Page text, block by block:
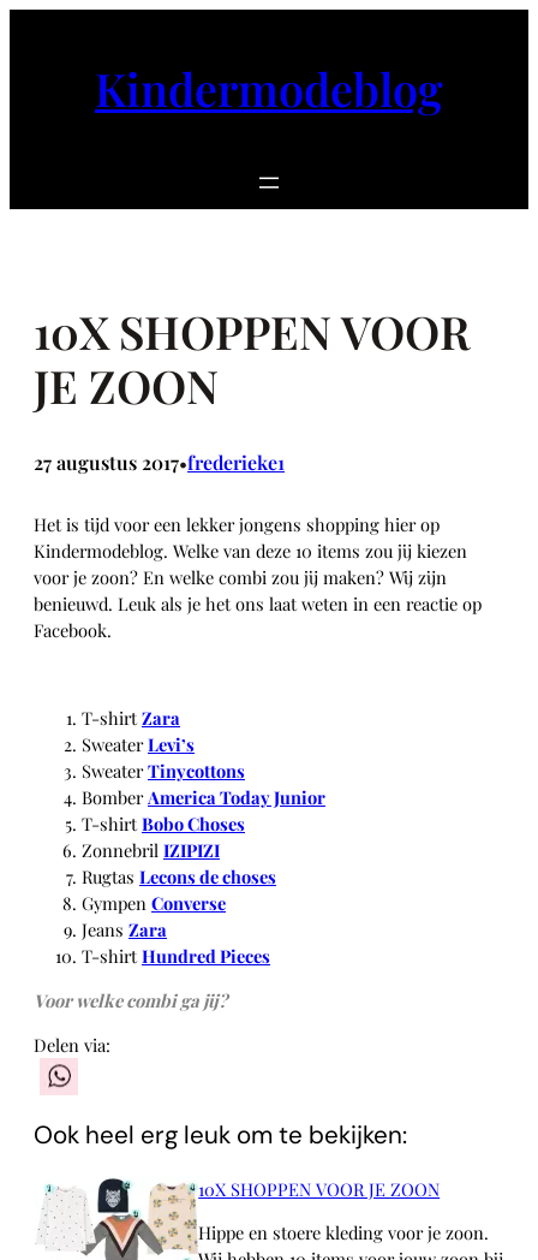
Kindermodeblog
10X SHOPPEN VOOR
JE ZOON
27 augustus 2017•frederieke1
Het is tijd voor een lekker jongens shopping hier op
Kindermodeblog. Welke van deze 10 items zou jij kiezen
voor je zoon? En welke combi zou jij maken? Wij zijn
benieuwd. Leuk als je het ons laat weten in een reactie op
Facebook.
T-shirtZara
SweaterLevi’s
SweaterTinycottons
BomberAmerica Today Junior
T-shirtBobo Choses
Zonnebril IZIPIZI
Rugtas Lecons de choses
Gympen Converse
Jeans Zara
T-shirtHundred Pieces
Voor welke combi ga jij?
Delen via:
Ook heel erg leuk om te bekijken:
10X SHOPPEN VOOR JE ZOON
Hippe en stoere kleding voor je zoon.